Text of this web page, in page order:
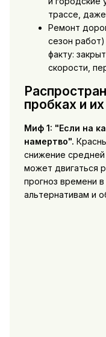
трассе,
Ремонт
сезон
факту:
скорости,
пробках и
Миф 1: "Если на
намертво".
снижение средней
может двигаться
прогноз времени
альтернативам и